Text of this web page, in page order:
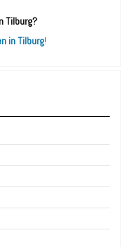
Tilburg?
in Tilburg!